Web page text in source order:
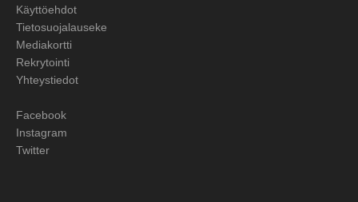
Käyttöehdot
Tietosuojalauseke
Mediakortti
Rekrytointi
Yhteystiedot
Facebook
Instagram
Twitter